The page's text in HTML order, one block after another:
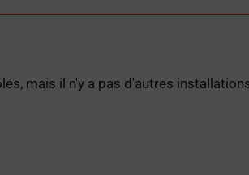
romaines ont vaincu les Carthaginois.
qui sont encore conservés
mais il n'y a pas d'autres